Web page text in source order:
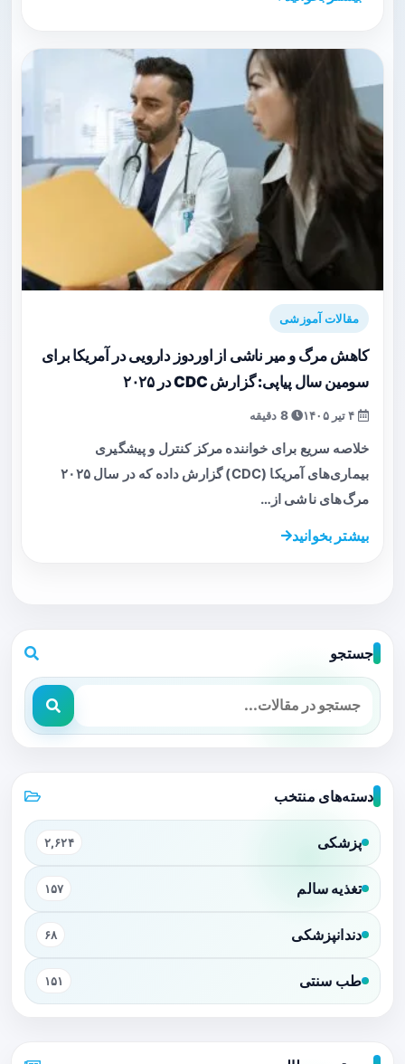
مقالات آموزشی
کاهش مرگ‌ و میر ناشی از اوردوز دارویی در آمریکا برای
سومین سال پیاپی: گزارش CDC در ۲۰۲۵
8 دقیقه
خلاصه سریع برای خواننده مرکز کنترل و پیشگیری
بیماری‌های آمریکا (CDC) گزارش داده که در سال ۲۰۲۵
مرگ‌های ناشی از…
بیشتر بخوانید
جستجو
دسته‌های منتخب
پزشکی ۲,۶۲۴
تغذیه سالم ۱۵۷
دندانپزشکی ۶۸
طب سنتی ۱۵۱